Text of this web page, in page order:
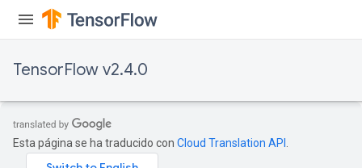
TensorFlow v2.4.0
Esta página se ha traducido con Cloud Translation API